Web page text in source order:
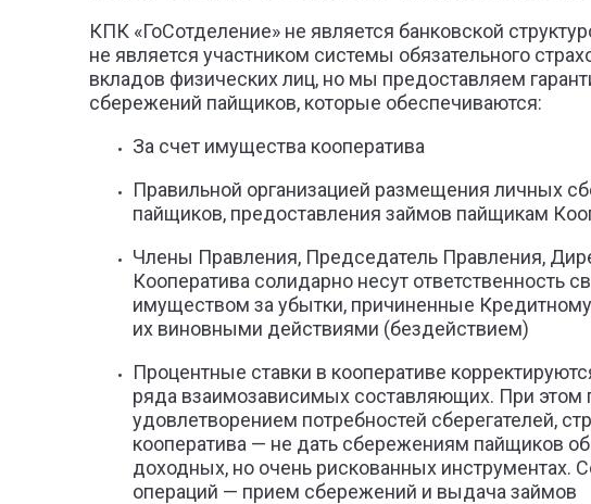
КПК «ГоСотделение» не является банковской
не является участником системы обязательного
вкладов физических лиц, но мы предоставляем
сбережений пайщиков, которые обеспечиваются:
За счет имущества кооператива
Правильной организацией размещения личных
пайщиков, предоставления займов пайщикам
Члены Правления, Председатель Правления,
Кооператива солидарно несут ответственность
имуществом за убытки, причиненные
их виновными действиями (бездействием)
Процентные ставки в кооперативе
ряда взаимозависимых составляющих. При
удовлетворением потребностей сберегателей,
кооператива — не дать сбережениям пайщиков
доходных, но очень рискованных инструментах.
операций — прием сбережений и выдача займов